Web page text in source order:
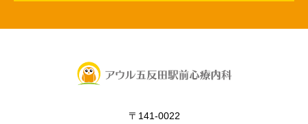
〒141-0022